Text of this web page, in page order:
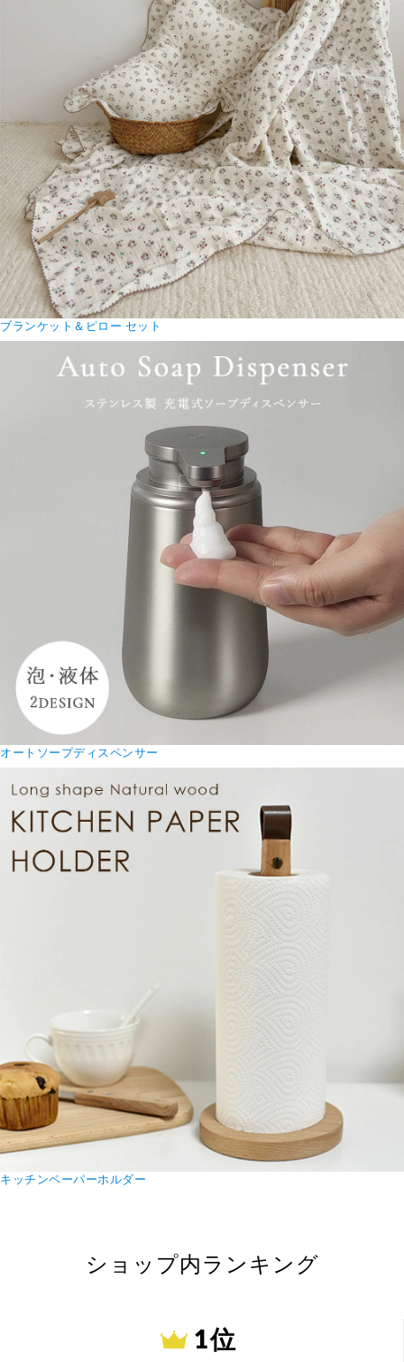
ブランケット＆ピロー セット
オートソープディスペンサー
キッチンペーパーホルダー
ショップ内ランキング
1 位